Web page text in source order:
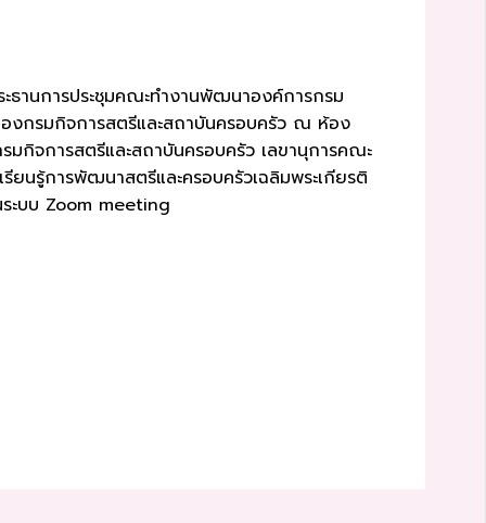
ธานการประชุมคณะทำงานพัฒนาองค์การกรม
องกรมกิจการสตรีและสถาบันครอบครัว ณ ห้อง
กิจการสตรีและสถาบันครอบครัว เลขานุการคณะ
นรู้การพัฒนาสตรีและครอบครัวเฉลิมพระเกียรติ
ะบบ Zoom meeting